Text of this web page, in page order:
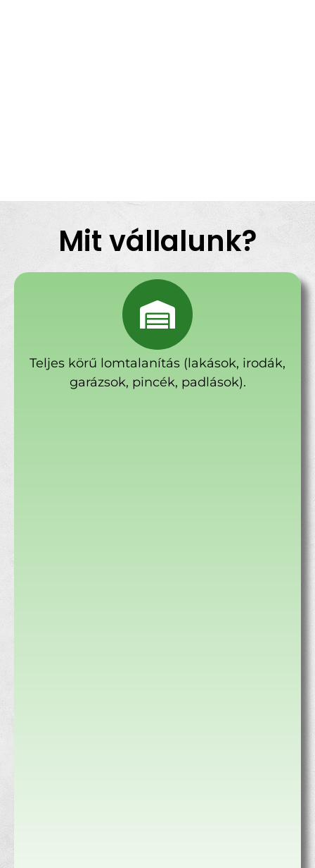
Mit vállalunk?
Teljes körű lomtalanítás (lakások, irodák,
garázsok, pincék, padlások).